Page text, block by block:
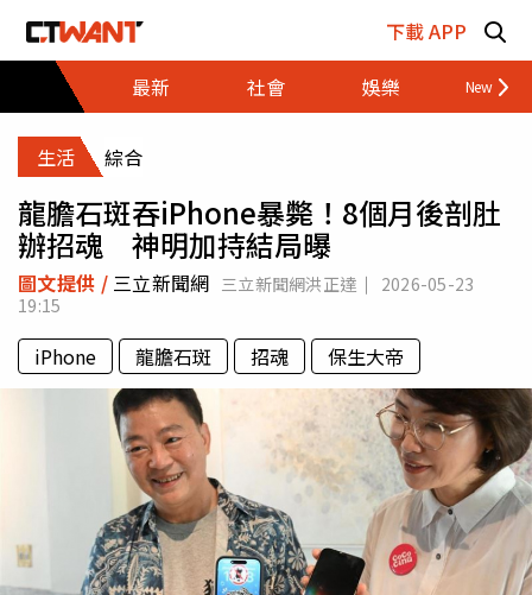
下載 APP
最新
社會 娛樂 財經
生活 綜合
龍膽石斑吞iPhone暴斃！8個月後剖肚
辦招魂 神明加持結局曝
圖文提供 / 三立新聞網 三立新聞網洪正達
2026-05-23
19:15
iPhone 龍膽石斑 招魂 保生大帝